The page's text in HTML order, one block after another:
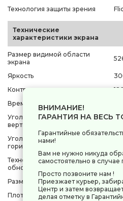
Технология защиты зрения
Технические
характеристики экрана
Размер видимой области
экрана
Яркость
Контрастность
Время отклика пикселя (GtG)
Угол обзора по
вертикали(градус)
Угол обзора по
горизонтали(градус)
Технология динамического
обновления экрана
Размер пикселя
Плотность пикселей
93
ВНИМАНИЕ!
ГАРАНТИЯ НА ВЕСЬ
Гарантийные
нами!
Вам не нужно никуда
самостоятельно в случае
Просто позвоните нам !
Приезжает курьер,
Центр и затем
делая отметку в